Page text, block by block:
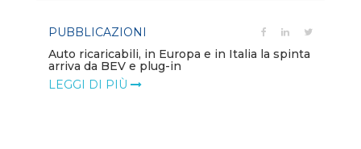
PUBBLICAZIONI
Auto ricaricabili, in Europa e in Italia la spinta
arriva da BEV e plug-in
LEGGI DI PIÙ